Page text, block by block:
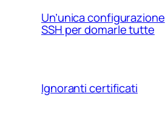
Un’unica configurazione
SSH per domarle tutte
Ignoranti certificati